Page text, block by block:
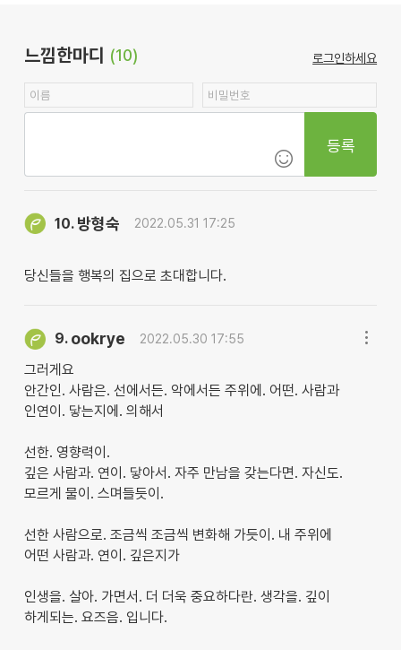
느낌한마디 (10) 로그인하세요
등록
10. 방형숙 2022.05.31 17:25
당신들을 행복의 집으로 초대합니다.
9. ookrye 2022.05.30 17:55
그러게요
안간인. 사람은. 선에서든. 악에서든 주위에. 어떤. 사람과
인연이. 닿는지에. 의해서
선한. 영향력이.
깊은 사람과. 연이. 닿아서. 자주 만남을 갖는다면. 자신도.
모르게 물이. 스며들듯이.
선한 사람으로. 조금씩 조금씩 변화해 가듯이. 내 주위에
어떤 사람과. 연이. 깊은지가
인생을. 살아. 가면서. 더 더욱 중요하다란. 생각을. 깊이
하게되는. 요즈음. 입니다.